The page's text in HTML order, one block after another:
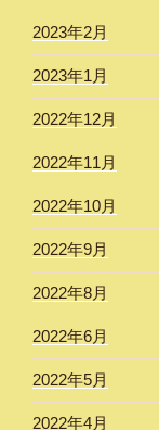
2023年2月
2023年1月
2022年12月
2022年11月
2022年10月
2022年9月
2022年8月
2022年6月
2022年5月
2022年4月